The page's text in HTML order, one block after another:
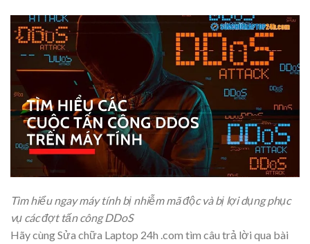
Tìm hiểu ngay máy tính bị nhiễm mã độc và bị lợi dụng phục
vụ các đợt tấn công DDoS
Hãy cùng Sửa chữa Laptop 24h .com tìm câu trả lời qua bài